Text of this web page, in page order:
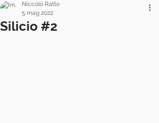
Silicio #2
Niccolò Ratto
5 mag 2022